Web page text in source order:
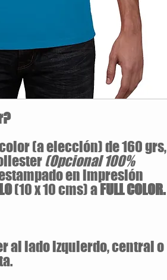
(a elección) de 160 grs,
(Opcional 100%
en impresión
(10 x 10 cms) a FULL COLOR.
al lado izquierdo, central o